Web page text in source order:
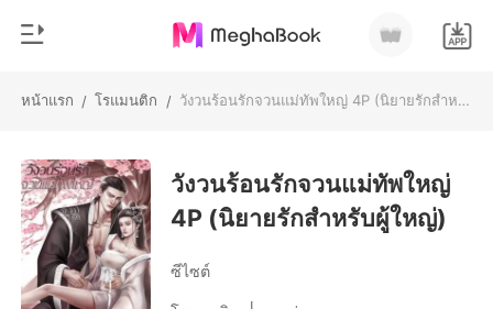
หน้าแรก / โรแมนติก / วังวนร้อนรักจวนแม่ทัพใหญ่ 4P (นิยายรักสำหรับผู้ใหญ่)
0
เติมเงิน
ประวัติการอ่าน
หมวดหมู่
สมัยใหม่
ประวัติศาสตร์
วังวนร้อนรักจวนแม่ทัพใหญ่
4P (นิยายรักสำหรับผู้ใหญ่)
ซีไซต์